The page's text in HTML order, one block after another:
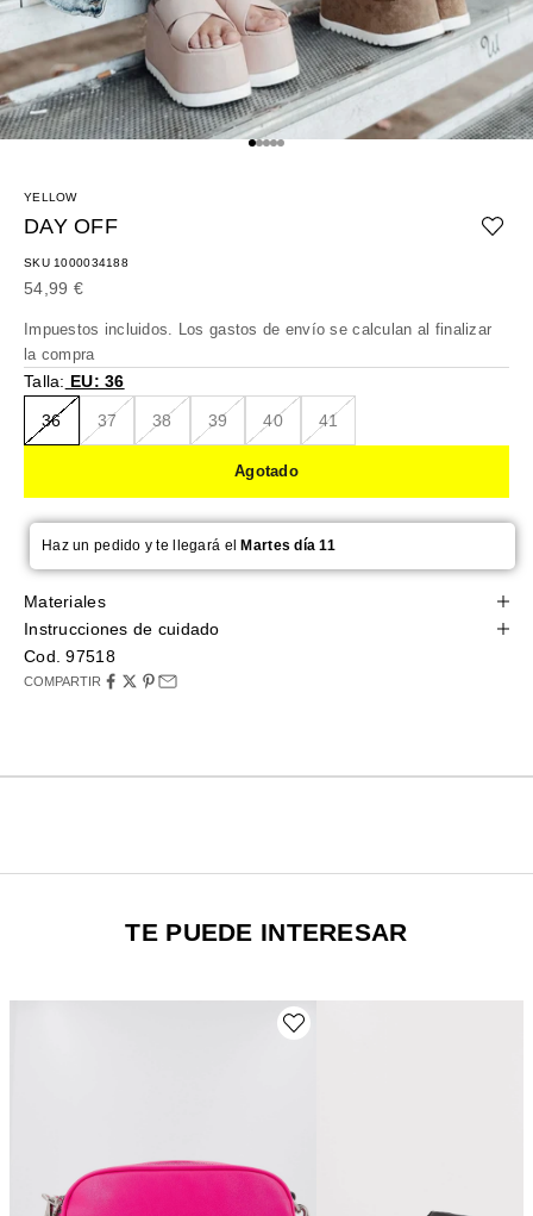
Ir al artículo 1
Ir al artículo 2
Ir al artículo 3
Ir al artículo 4
Ir al artículo 5
YELLOW
DAY OFF
SKU 1000034188
Precio de oferta
54,99 €
Impuestos incluidos. Los gastos de envío se calculan al finalizar
la compra
Talla: EU: 36
36 37 38 39 40 41
Agotado
Haz un pedido y te llegará elMartes día 11
Materiales
Instrucciones de cuidado
Cod. 97518
COMPARTIR
TE PUEDE INTERESAR